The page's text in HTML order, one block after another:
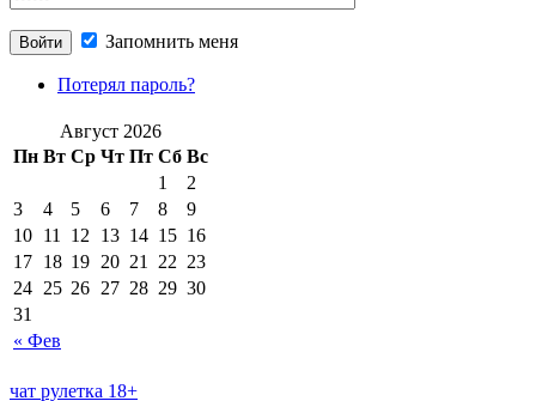
Запомнить меня
Потерял пароль?
Август 2026
Пн Вт Ср Чт Пт Сб Вс
« Фев
1
2
3
4 5 6 7 8
9
10 11 12 13 14 15 16
17 18 19 20 21 22 23
24 25 26 27 28 29 30
31
чат рулетка 18+